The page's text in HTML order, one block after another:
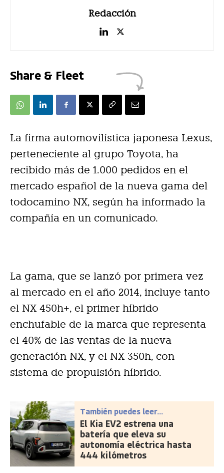
Redacción
Share & Fleet
La firma automovilística japonesa Lexus,
perteneciente al grupo Toyota, ha
recibido más de 1.000 pedidos en el
mercado español de la nueva gama del
todocamino NX, según ha informado la
compañía en un comunicado.
La gama, que se lanzó por primera vez
al mercado en el año 2014, incluye tanto
el NX 450h+, el primer híbrido
enchufable de la marca que representa
el 40% de las ventas de la nueva
generación NX, y el NX 350h, con
sistema de propulsión híbrido.
También puedes leer...
El Kia EV2 estrena una
batería que eleva su
autonomía eléctrica hasta
444 kilómetros